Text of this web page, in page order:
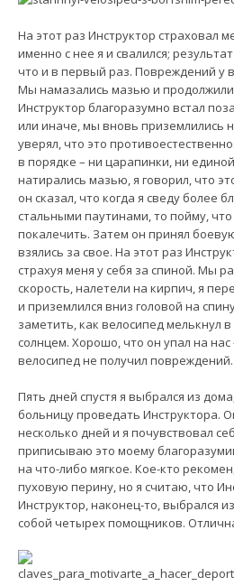
На этот раз Инструктор страховал
именно с нее я и свалился;
что и в первый раз. Повреждений у
Мы намазались мазью и продолжили
Инструктор благоразумно встал
или иначе, мы вновь приземлились
уверял, что это
в порядке – ни царапинки, ни
натирались мазью, я говорил, что
он сказал, что когда я сведу более
стальными паутинами, то пойму,
покалечить. Затем он принял
взялись за свое. На этот раз
страхуя меня у себя за спиной. Мы
скорость, налетели на кирпич, я
и приземлился вниз головой на
заметить, как велосипед мелькнул
солнцем. Хорошо, что он упал на нас
велосипед не получил повреждений.
Пять дней спустя я выбрался из
больницу проведать Инструктора.
несколько дней и я почувствовал
приписываю это моему
на что-либо мягкое. Кое-кто
пуховую перину, но я считаю, что
Инструктор, наконец-то, выбрался
собой четырех помощников.